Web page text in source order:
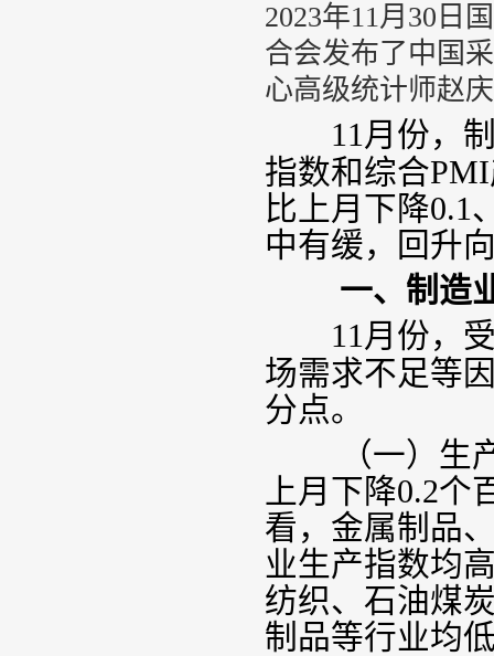
2023年11月30日
合会发布了中国
心高级统计师赵
11 月份，
指数和综合PMI
比上月下降0.1
中有缓，回升
一、制造业
11 月份，
场需求不足等
分点。
（一）生产
上月下降0.2个
看，金属制品
业生产指数均
纺织、石油煤
制品等行业均